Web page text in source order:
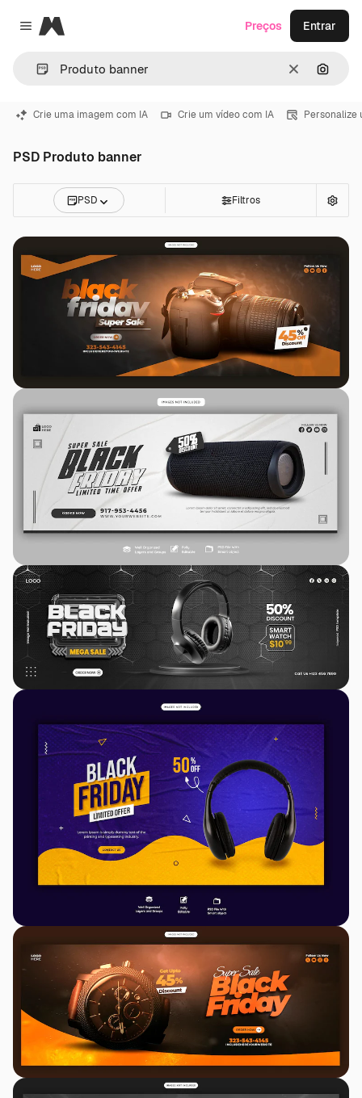
Close menu
Magnific
Limpar
Preços Entrar
Crie uma imagem com IA Crie um vídeo com IA Personalize
PSD Produto banner
PSD Filtros